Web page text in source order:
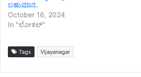
ಬಹುಮಾನ.
October 16, 2024
In "ಲೋಕಲ್"
Tags Vijayanagar